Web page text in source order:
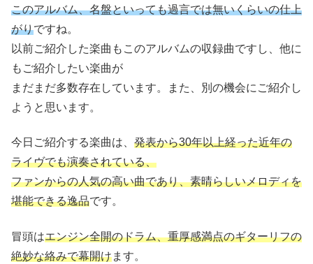
このアルバム、名盤といっても過言では無いくらいの仕上
がりですね。
以前ご紹介した楽曲もこのアルバムの収録曲ですし、他に
もご紹介したい楽曲が
まだまだ多数存在しています。また、別の機会にご紹介し
ようと思います。
今日ご紹介する楽曲は、 発表から30年以上経った近年の
ライヴでも演奏されている、
ファンからの人気の高い曲であり、素晴らしいメロディを
堪能できる逸品です。
冒頭はエンジン全開のドラム、重厚感満点のギターリフの
絶妙な絡みで幕開けます。